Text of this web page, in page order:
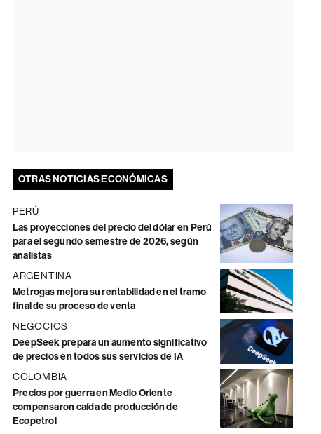
OTRAS NOTICIAS ECONÓMICAS
PERÚ
Las proyecciones del precio del dólar en Perú
para el segundo semestre de 2026, según
analistas
ARGENTINA
Metrogas mejora su rentabilidad en el tramo
final de su proceso de venta
NEGOCIOS
DeepSeek prepara un aumento significativo
de precios en todos sus servicios de IA
COLOMBIA
Precios por guerra en Medio Oriente
compensaron caída de producción de
Ecopetrol